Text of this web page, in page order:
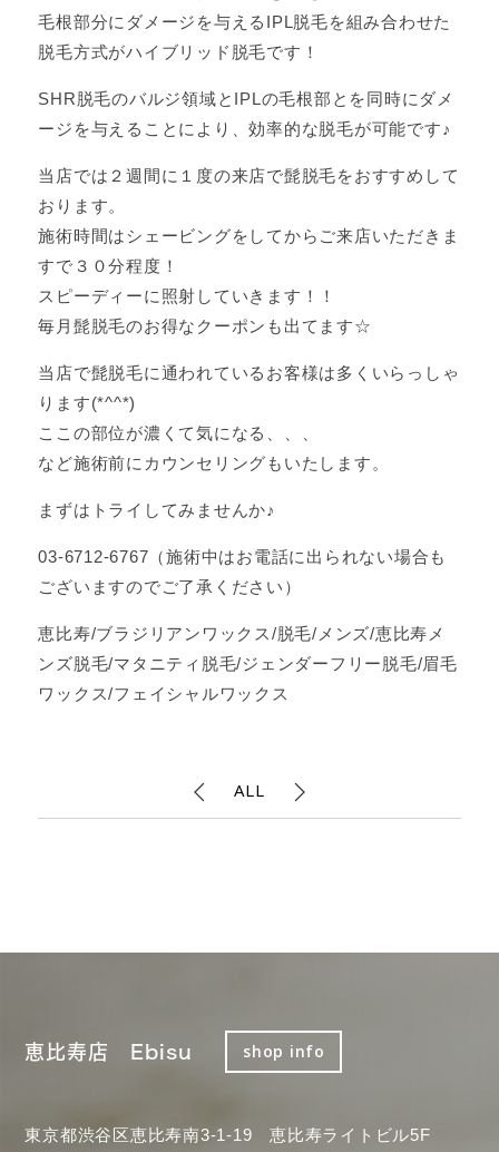
毛根部分にダメージを与えるIPL脱毛を組み合わせた
脱毛方式がハイブリッド脱毛です！
SHR脱毛のバルジ領域とIPLの毛根部とを同時にダメ
ージを与えることにより、効率的な脱毛が可能です♪
当店では２週間に１度の来店で髭脱毛をおすすめして
おります。
施術時間はシェービングをしてからご来店いただきま
すで３０分程度！
スピーディーに照射していきます！！
毎月髭脱毛のお得なクーポンも出てます☆
当店で髭脱毛に通われているお客様は多くいらっしゃ
ります(*^^*)
ここの部位が濃くて気になる、、、
など施術前にカウンセリングもいたします。
まずはトライしてみませんか♪
03-6712-6767（施術中はお電話に出られない場合も
ございますのでご了承ください）
恵比寿/ブラジリアンワックス/脱毛/メンズ/恵比寿メ
ンズ脱毛/マタニティ脱毛/ジェンダーフリー脱毛/眉毛
ワックス/フェイシャルワックス
ALL
恵比寿店 Ebisu shop info
東京都渋谷区恵比寿南3-1-19 恵比寿ライトビル5F